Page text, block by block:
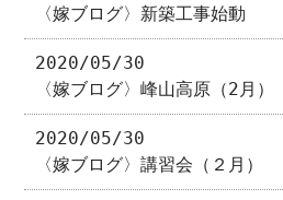
〈嫁ブログ〉新築工事始動
2020/05/30
〈嫁ブログ〉峰山高原（2月）
2020/05/30
〈嫁ブログ〉講習会（２月）